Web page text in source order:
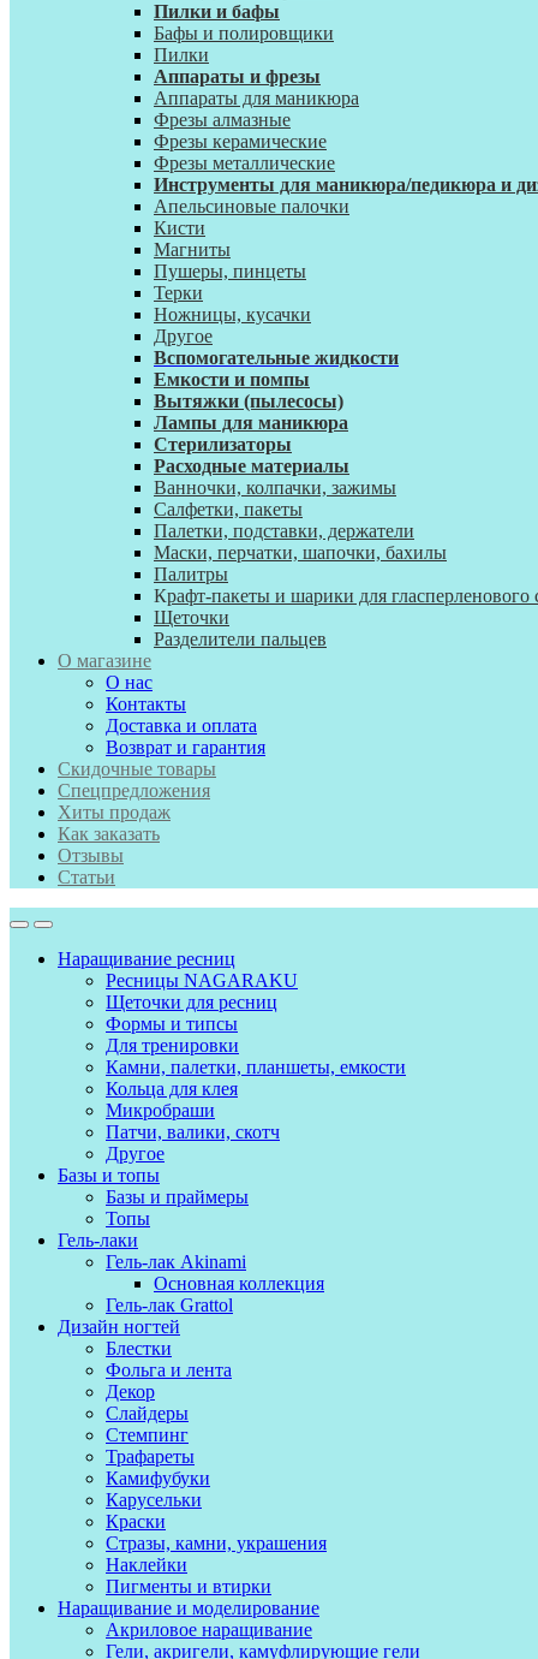
Пилки и бафы
Бафы и полировщики
Пилки
Аппараты и фрезы
Аппараты для маникюра
Фрезы алмазные
Фрезы керамические
Фрезы металлические
Инструменты для маникюра/педикюра и
Апельсиновые палочки
Кисти
Магниты
Пушеры, пинцеты
Терки
Ножницы, кусачки
Другое
Вспомогательные жидкости
Емкости и помпы
Вытяжки (пылесосы)
Лампы для маникюра
Стерилизаторы
Расходные материалы
Ванночки, колпачки, зажимы
Салфетки, пакеты
Палетки, подставки, держатели
Маски, перчатки, шапочки, бахилы
Палитры
Крафт-пакеты и шарики для гласперленового
Щеточки
Разделители пальцев
О магазине
О нас
Контакты
Доставка и оплата
Возврат и гарантия
Скидочные товары
Спецпредложения
Хиты продаж
Как заказать
Отзывы
Статьи
Наращивание ресниц
Ресницы NAGARAKU
Щеточки для ресниц
Формы и типсы
Для тренировки
Камни, палетки, планшеты, емкости
Кольца для клея
Микробраши
Патчи, валики, скотч
Другое
Базы и топы
Базы и праймеры
Топы
Гель-лаки
Гель-лак Akinami
Основная коллекция
Гель-лак Grattol
Дизайн ногтей
Блестки
Фольга и лента
Декор
Слайдеры
Стемпинг
Трафареты
Камифубуки
Карусельки
Краски
Стразы, камни, украшения
Наклейки
Пигменты и втирки
Наращивание и моделирование
Акриловое наращивание
Гели, акригели, камуфлирующие гели